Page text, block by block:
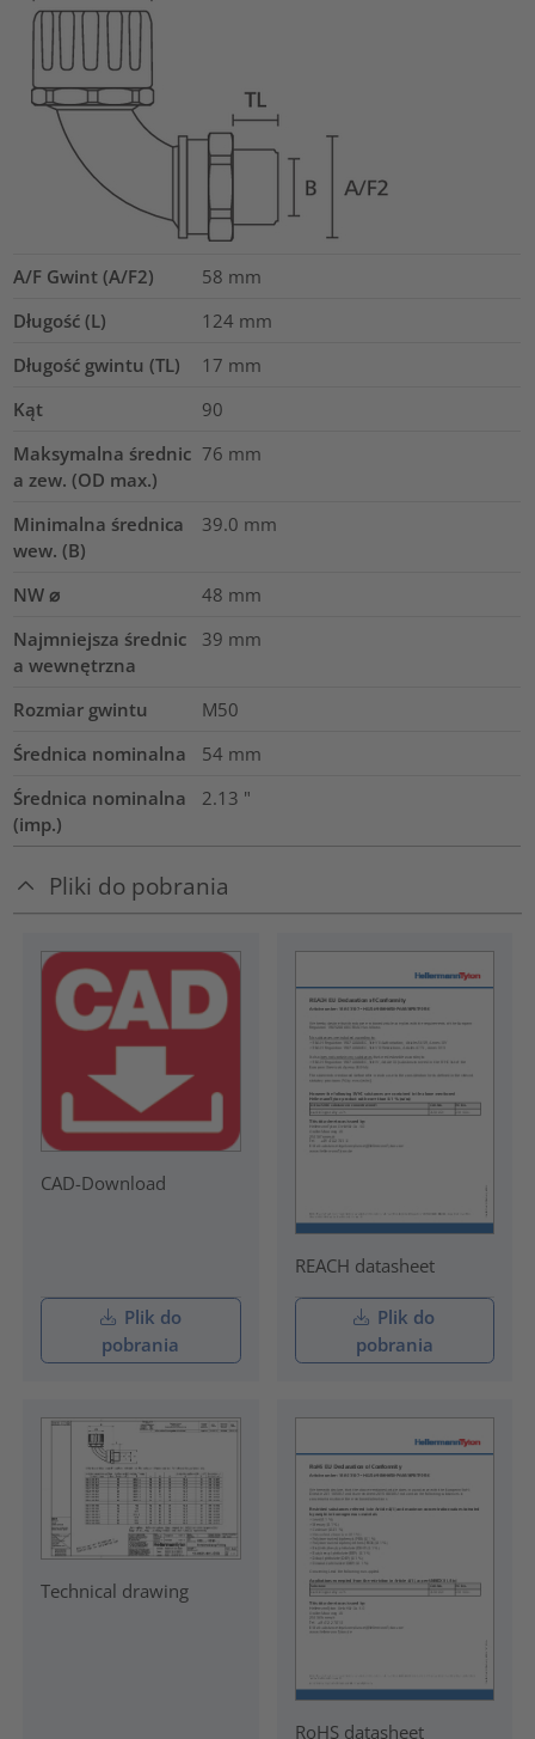
A/F Gwint (A/F2) 58 mm
Długość (L)
124 mm
Długość gwintu (TL)
17 mm
Kąt
90
Maksymalna średnic
a zew. (OD max.)
76 mm
Minimalna średnica
wew. (B)
39.0 mm
NW ⌀ 48 mm
Najmniejsza średnic
a wewnętrzna
39 mm
Rozmiar gwintu
M50
Średnica nominalna
54 mm
Średnica nominalna
(imp.)
2.13 "
Pliki do pobrania
CAD-Download
Plik do
pobrania
REACH datasheet
Plik do
pobrania
Technical drawing
RoHS datasheet